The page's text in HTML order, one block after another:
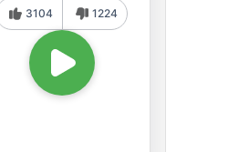
3104 1224